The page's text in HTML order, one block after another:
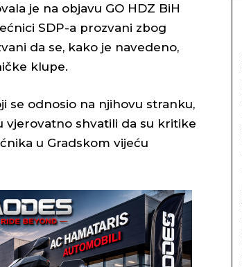
je na objavu GO HDZ BiH
SDP-a prozvani zbog
da se, kako je navedeno,
klupe.
se odnosio na njihovu stranku,
vjerovatno shvatili da su kritike
u Gradskom vijeću